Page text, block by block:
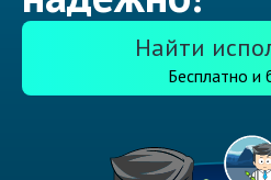
Найти
Бесплатно и